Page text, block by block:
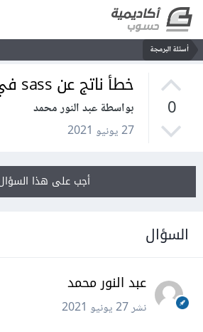
أسئلة البرمجة
0
خطأ ناتج عن sass في nextjs
بواسطة عبد النور محمد
27 يونيو 2021
أجب على هذا السؤال
السؤال
عبد النور محمد
نشر27 يونيو 2021